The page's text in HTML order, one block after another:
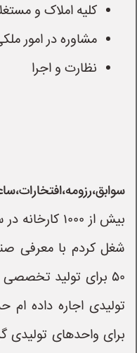
کلیه املاک و
مشاوره در امور
نظارت و اجرا
بیش از ۱۰۰۰
شغل کردم با معرفی